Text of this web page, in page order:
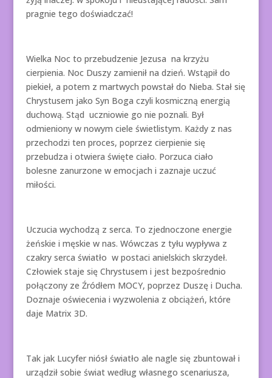
pragnie tego doświadczać!
Wielka Noc to przebudzenie Jezusa na krzyżu
cierpienia. Noc Duszy zamienił na dzień. Wstąpił do
piekieł, a potem z martwych powstał do Nieba. Stał się
Chrystusem jako Syn Boga czyli kosmiczną energią
duchową. Stąd uczniowie go nie poznali. Był
odmieniony w nowym ciele świetlistym. Każdy z nas
przechodzi ten proces, poprzez cierpienie się
przebudza i otwiera święte ciało. Porzuca ciało
bolesne zanurzone w emocjach i zaznaje uczuć
miłości.
Uczucia wychodzą z serca. To zjednoczone energie
żeńskie i męskie w nas. Wówczas z tyłu wypływa z
czakry serca światło w postaci anielskich skrzydeł.
Człowiek staje się Chrystusem i jest bezpośrednio
połączony ze Źródłem MOCY, poprzez Duszę i Ducha.
Doznaje oświecenia i wyzwolenia z obciążeń, które
daje Matrix 3D.
Tak jak Lucyfer niósł światło ale nagle się zbuntował i
urządził sobie świat według własnego scenariusza,